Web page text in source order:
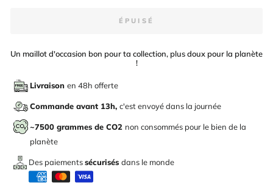
ÉPUISÉ
Un maillot d'occasion bon pour ta collection, plus doux pour la planète
!
Livraison en 48h offerte
Commande avant 13h, c'est envoyé dans la journée
~7500 grammes de CO2 non consommés pour le bien de la
planète
Des paiementssécurisés dans le monde